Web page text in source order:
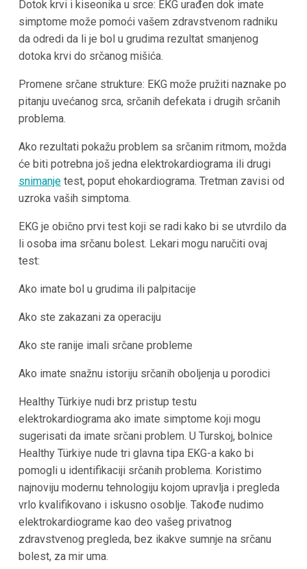
Dotok krvi i kiseonika u srce: EKG urađen dok imate
simptome može pomoći vašem zdravstvenom radniku
da odredi da li je bol u grudima rezultat smanjenog
dotoka krvi do srčanog mišića.
Promene srčane strukture: EKG može pružiti naznake po
pitanju uvećanog srca, srčanih defekata i drugih srčanih
problema.
Ako rezultati pokažu problem sa srčanim ritmom, možda
će biti potrebna još jedna elektrokardiograma ili drugi
snimanjetest, poput ehokardiograma. Tretman zavisi od
uzroka vaših simptoma.
EKG je obično prvi test koji se radi kako bi se utvrdilo da
li osoba ima srčanu bolest. Lekari mogu naručiti ovaj
test:
Ako imate bol u grudima ili palpitacije
Ako ste zakazani za operaciju
Ako ste ranije imali srčane probleme
Ako imate snažnu istoriju srčanih oboljenja u porodici
Healthy Türkiye nudi brz pristup testu
elektrokardiograma ako imate simptome koji mogu
sugerisati da imate srčani problem. U Turskoj, bolnice
Healthy Türkiye nude tri glavna tipa EKG-a kako bi
pomogli u identifikaciji srčanih problema. Koristimo
najnoviju modernu tehnologiju kojom upravlja i pregleda
vrlo kvalifikovano i iskusno osoblje. Takođe nudimo
elektrokardiograme kao deo vašeg privatnog
zdravstvenog pregleda, bez ikakve sumnje na srčanu
bolest, za mir uma.